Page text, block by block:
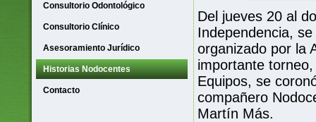
Consultorio Odontológico
Consultorio Clínico
Asesoramiento Jurídico
Historias Nodocentes
Contacto
Del jueves 20 al
Independencia,
organizado por la
importante
Equipos, se
compañero
Martín Más.